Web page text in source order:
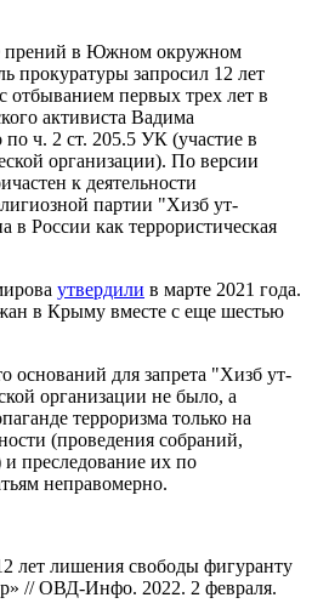
прений в Южном окружном
прокуратуры запросил 12 лет
отбыванием первых трех лет в
активиста Вадима
ч. 2 ст. 205.5 УК (участие в
организации). По версии
к деятельности
партии "Хизб ут-
в России как террористическая
утвердили в марте 2021 года.
в Крыму вместе с еще шестью
для запрета "Хизб ут-
организации не было, а
терроризма только на
(проведения собраний,
преследование их по
неправомерно.
лет лишения свободы фигуранту
// ОВД-Инфо. 2022. 2 февраля.